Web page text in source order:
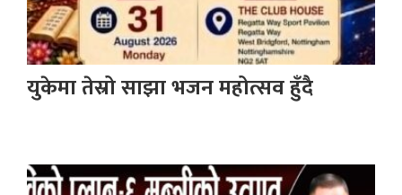
युकेमा तेस्रो साझा भजन महोत्सव हुँदै